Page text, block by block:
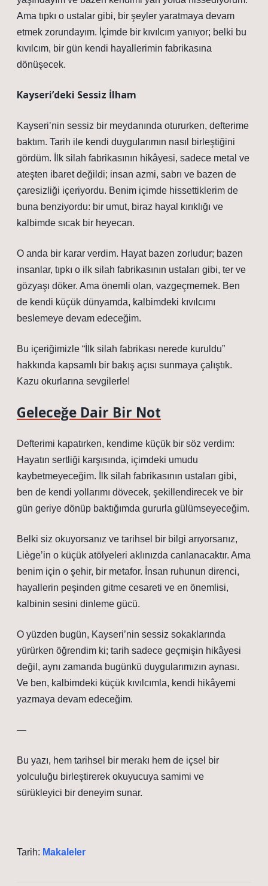
Ama tıpkı o ustalar gibi, bir şeyler yaratmaya devam
etmek zorundayım. İçimde bir kıvılcım yanıyor; belki bu
kıvılcım, bir gün kendi hayallerimin fabrikasına
dönüşecek.
Kayseri’deki Sessiz İlham
Kayseri’nin sessiz bir meydanında otururken, defterime
baktım. Tarih ile kendi duygularımın nasıl birleştiğini
gördüm. İlk silah fabrikasının hikâyesi, sadece metal ve
ateşten ibaret değildi; insan azmi, sabrı ve bazen de
çaresizliği içeriyordu. Benim içimde hissettiklerim de
buna benziyordu: bir umut, biraz hayal kırıklığı ve
kalbimde sıcak bir heyecan.
O anda bir karar verdim. Hayat bazen zorludur; bazen
insanlar, tıpkı o ilk silah fabrikasının ustaları gibi, ter ve
gözyaşı döker. Ama önemli olan, vazgeçmemek. Ben
de kendi küçük dünyamda, kalbimdeki kıvılcımı
beslemeye devam edeceğim.
Bu içeriğimizle “İlk silah fabrikası nerede kuruldu”
hakkında kapsamlı bir bakış açısı sunmaya çalıştık.
Kazu okurlarına sevgilerle!
Geleceğe Dair Bir Not
Defterimi kapatırken, kendime küçük bir söz verdim:
Hayatın sertliği karşısında, içimdeki umudu
kaybetmeyeceğim. İlk silah fabrikasının ustaları gibi,
ben de kendi yollarımı dövecek, şekillendirecek ve bir
gün geriye dönüp baktığımda gururla gülümseyeceğim.
Belki siz okuyorsanız ve tarihsel bir bilgi arıyorsanız,
Liège’in o küçük atölyeleri aklınızda canlanacaktır. Ama
benim için o şehir, bir metafor. İnsan ruhunun direnci,
hayallerin peşinden gitme cesareti ve en önemlisi,
kalbinin sesini dinleme gücü.
O yüzden bugün, Kayseri’nin sessiz sokaklarında
yürürken öğrendim ki; tarih sadece geçmişin hikâyesi
değil, aynı zamanda bugünkü duygularımızın aynası.
Ve ben, kalbimdeki küçük kıvılcımla, kendi hikâyemi
yazmaya devam edeceğim.
—
Bu yazı, hem tarihsel bir merakı hem de içsel bir
yolculuğu birleştirerek okuyucuya samimi ve
sürükleyici bir deneyim sunar.
Tarih: Makaleler